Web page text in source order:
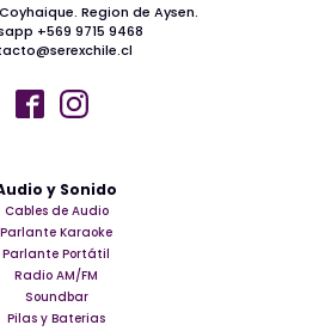
y Sonido
Cables de Audio
Parlante Karaoke
Parlante Portátil
Radio AM/FM
Soundbar
Pilas y Baterias
Region de Aysen.
+569 9715 9468